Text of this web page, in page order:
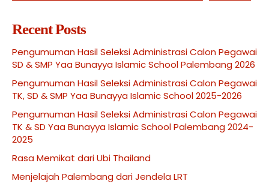
Recent Posts
Pengumuman Hasil Seleksi Administrasi Calon Pegawai
SD & SMP Yaa Bunayya Islamic School Palembang 2026
Pengumuman Hasil Seleksi Administrasi Calon Pegawai
TK, SD & SMP Yaa Bunayya Islamic School 2025-2026
Pengumuman Hasil Seleksi Administrasi Calon Pegawai
TK & SD Yaa Bunayya Islamic School Palembang 2024-
2025
Rasa Memikat dari Ubi Thailand
Menjelajah Palembang dari Jendela LRT